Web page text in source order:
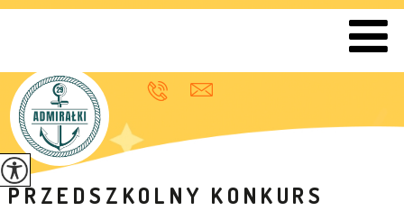
PRZEDSZKOLNY KONKURS